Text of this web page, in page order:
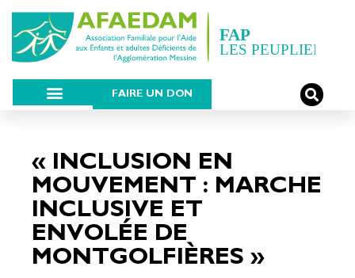
FAIRE UN DON
« INCLUSION EN
MOUVEMENT : MARCHE
INCLUSIVE ET
ENVOLÉE DE
MONTGOLFIÈRES »